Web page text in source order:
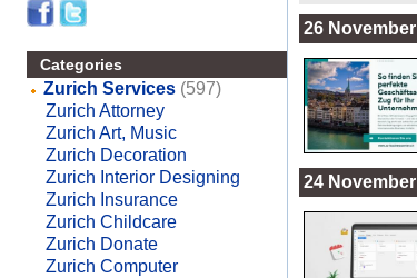
Categories
Zurich Services (597)
Zurich Attorney
Zurich Art, Music
Zurich Decoration
Zurich Interior Designing
Zurich Insurance
Zurich Childcare
Zurich Donate
Zurich Computer
26 November
24 November